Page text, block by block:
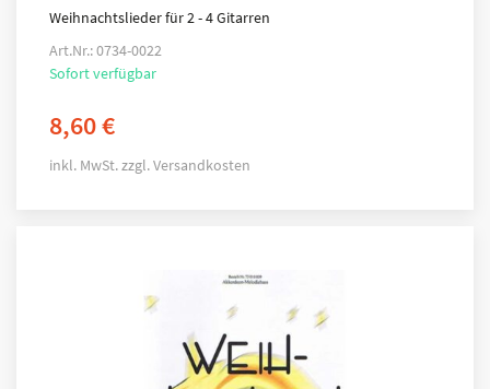
Weihnachtslieder für 2 - 4 Gitarren
Art.Nr.: 0734-0022
Sofort verfügbar
8,60€
inkl. MwSt. zzgl.Versandkosten